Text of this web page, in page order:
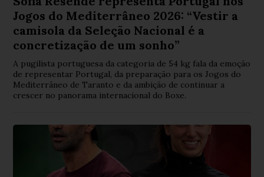
Jogos do Mediterrâneo 2026: “Vestir a
camisola da Seleção Nacional é a
concretização de um sonho”
A pugilista portuguesa da categoria de 54 kg fala da emoção
de representar Portugal, da preparação para os Jogos do
Mediterrâneo de Taranto e da ambição de continuar a
crescer no panorama internacional do Boxe.